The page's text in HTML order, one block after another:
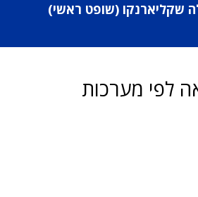
שקליארנקו (שופט ראשי)
לפי מערכות